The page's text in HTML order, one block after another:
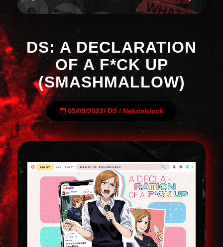
DS: A DECLARATION
OF A F*CK UP
(SMASHMALLOW)
05/09/2022/ DS/ Nekdnblock